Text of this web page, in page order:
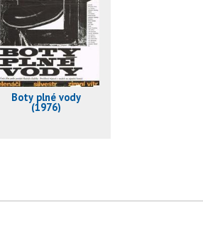
Boty plné vody
(1976)